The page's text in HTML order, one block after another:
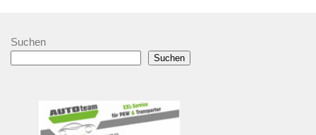
Suchen
Suchen